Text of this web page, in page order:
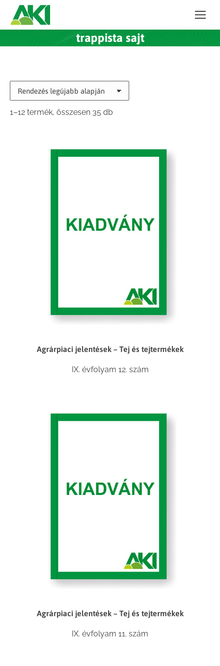
trappista sajt
1–12 termék, összesen 35 dbSorted
Agrárpiaci jelentések – Tej és tejtermékek
IX. évfolyam 12. szám
Agrárpiaci jelentések – Tej és tejtermékek
IX. évfolyam 11. szám